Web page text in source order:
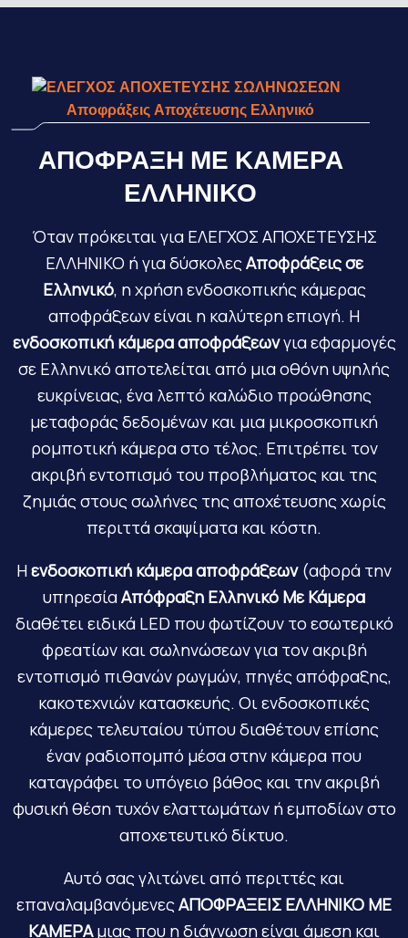
Αποφράξεις Αποχέτευσης Ελληνικό
ΑΠΟΦΡΑΞΗ ΜΕ ΚΑΜΕΡΑ
ΕΛΛΗΝΙΚΟ
Όταν πρόκειται για ΕΛΕΓΧΟΣ ΑΠΟΧΕΤΕΥΣΗΣ
ΕΛΛΗΝΙΚΟ ή για δύσκολεςΑποφράξεις σε
Ελληνικό, η χρήση ενδοσκοπικής κάμερας
αποφράξεων είναι η καλύτερη επιογή. Η
ενδοσκοπική κάμερα αποφράξεωνγια εφαρμογές
σε Ελληνικό αποτελείται από μια οθόνη υψηλής
ευκρίνειας, ένα λεπτό καλώδιο προώθησης
μεταφοράς δεδομένων και μια μικροσκοπική
ρομποτική κάμερα στο τέλος. Επιτρέπει τον
ακριβή εντοπισμό του προβλήματος και της
ζημιάς στους σωλήνες της αποχέτευσης χωρίς
περιττά σκαψίματα και κόστη.
Ηενδοσκοπική κάμερα αποφράξεων(αφορά την
υπηρεσίαΑπόφραξη Ελληνικό Με Κάμερα
διαθέτει ειδικά LED που φωτίζουν το εσωτερικό
φρεατίων και σωληνώσεων για τον ακριβή
εντοπισμό πιθανών ρωγμών, πηγές απόφραξης,
κακοτεχνιών κατασκευής. Οι ενδοσκοπικές
κάμερες τελευταίου τύπου διαθέτουν επίσης
έναν ραδιοπομπό μέσα στην κάμερα που
καταγράφει το υπόγειο βάθος και την ακριβή
φυσική θέση τυχόν ελαττωμάτων ή εμποδίων στο
αποχετευτικό δίκτυο.
Αυτό σας γλιτώνει από περιττές και
επαναλαμβανόμενεςΑΠΟΦΡΑΞΕΙΣ ΕΛΛΗΝΙΚΟ ΜΕ
ΚΑΜΕΡΑμιας που η διάγνωση είναι άμεση και